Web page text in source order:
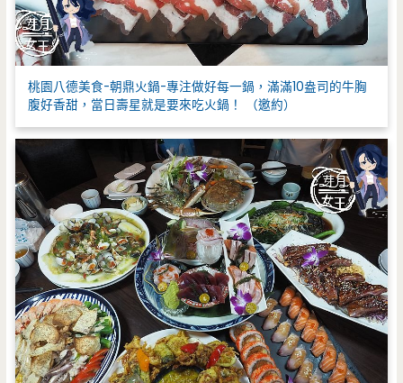
桃園八德美食-朝鼎火鍋-專注做好每一鍋，滿滿10盎司的牛胸
腹好香甜，當日壽星就是要來吃火鍋！ （邀約）